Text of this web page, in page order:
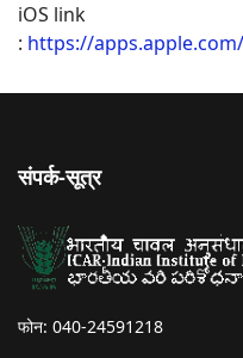
iOS link
: https://
संपर्क-सूत्र
फोन: 040-24591218